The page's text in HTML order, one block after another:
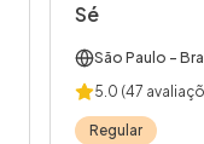
Sé
São Paulo -
5.0 (47
Regular